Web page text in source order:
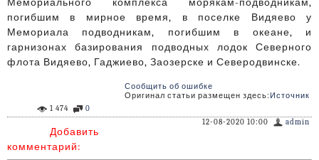
Мемориального комплекса морякам-подводникам,
погибшим в мирное время, в поселке Видяево у
Мемориала подводникам, погибшим в океане, и
гарнизонах базирования подводных лодок Северного
флота Видяево, Гаджиево, Заозерске и Северодвинске.
Сообщить об ошибке
Оригинал статьи размещен здесь: Источник
0
1 474
admin
12-08-2020 10:00
Добавить
комментарий: